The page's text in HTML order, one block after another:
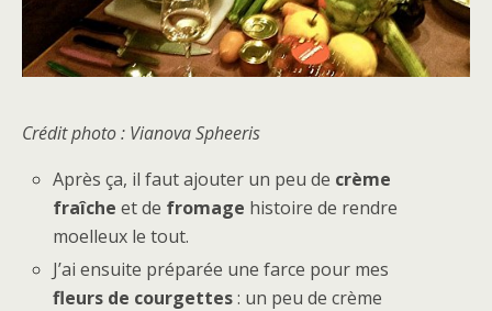
Crédit photo : Vianova Spheeris
Après ça, il faut ajouter un peu de crème
fraîche et de fromage histoire de rendre
moelleux le tout.
J’ai ensuite préparée une farce pour mes
fleurs de courgettes: un peu de crème